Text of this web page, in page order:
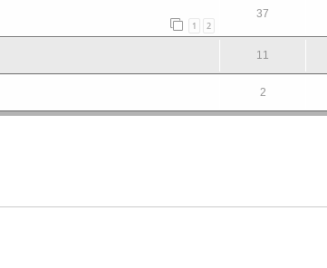
1 2
37
11
2